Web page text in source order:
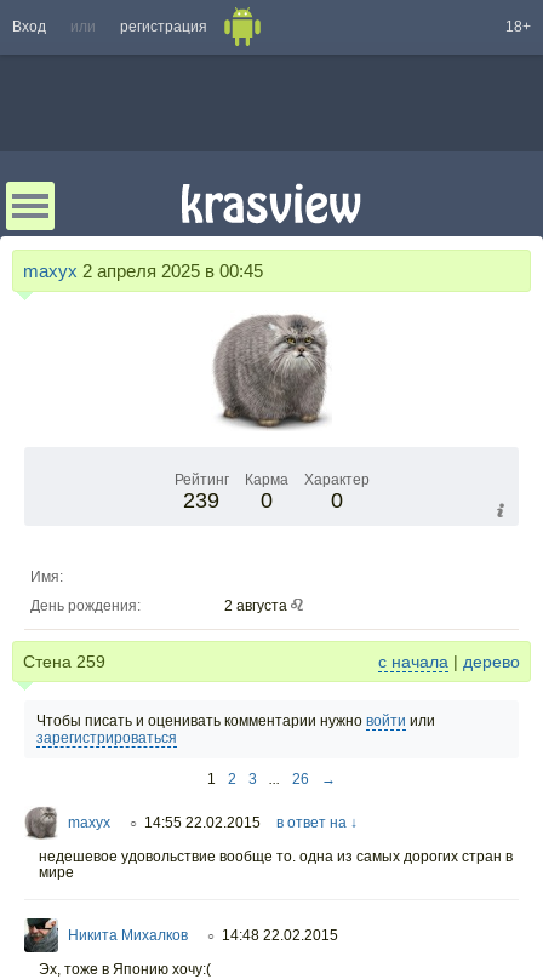
Вход или регистрация 18+
maxyx 2 апреля 2025 в 00:45
Рейтинг
239
Карма
0
Характер
0
Имя:
День рождения:
2 августа
Стена 259 с начала | дерево
Чтобы писать и оценивать комментарии нужно войти или
зарегистрироваться
1 2 3 ... 26 →
maxyx ○ 14:55 22.02.2015
в ответ на ↓
недешевое удовольствие вообще то. одна из самых дорогих стран в
мире
Никита Михалков ○ 14:48 22.02.2015
Эх, тоже в Японию хочу:(